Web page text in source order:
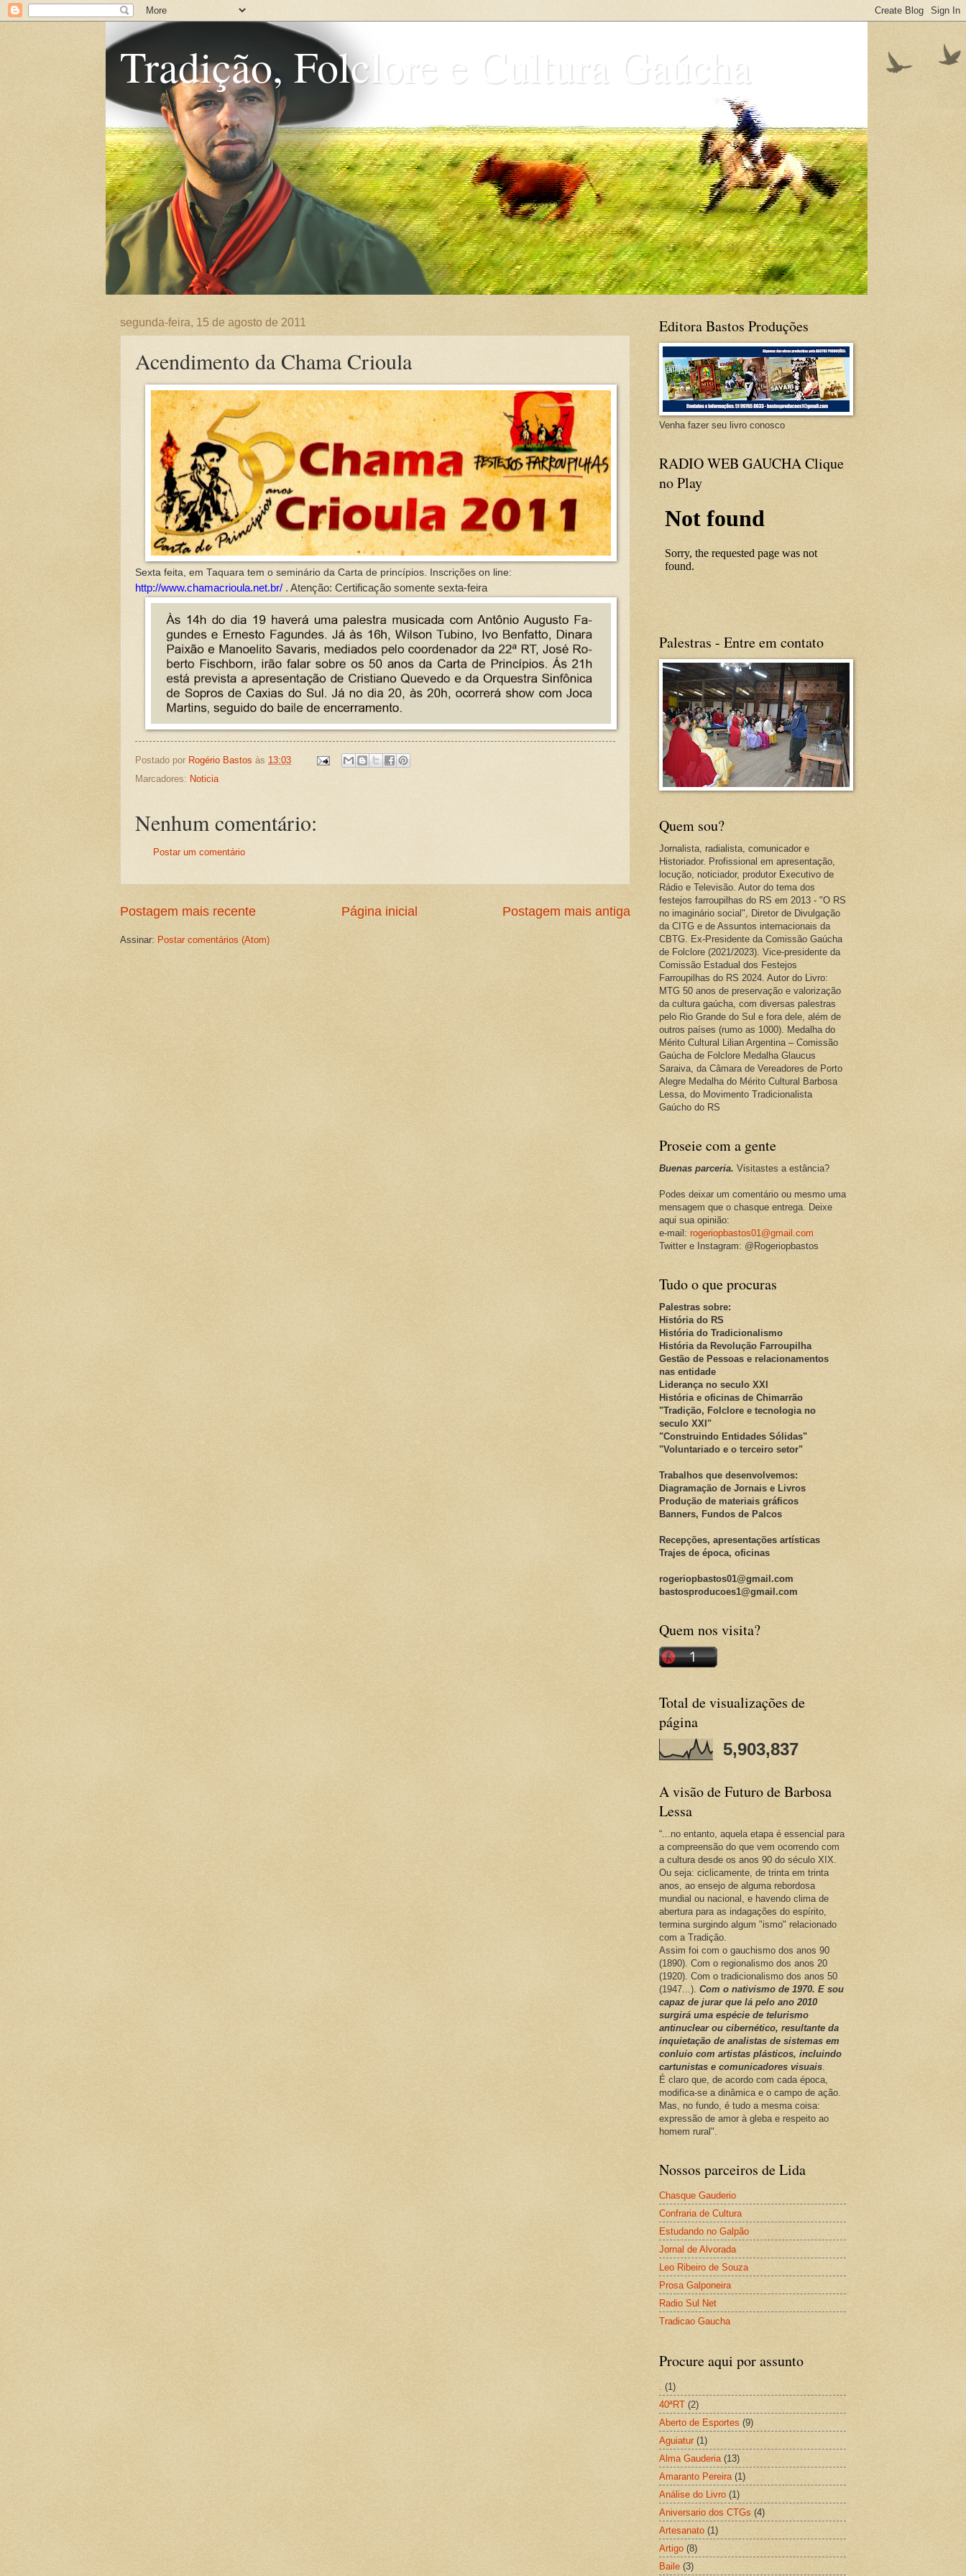
Tradição, Folclore e Cultura Gaúcha
segunda-feira, 15 de agosto de 2011
Acendimento da Chama Crioula
Sexta feita, em Taquara tem o seminário da Carta de princípios. Inscrições on line:
http://www.chamacrioula.net.br/ . Atenção: Certificação somente sexta-feira
Postado por Rogério Bastos às 13:03
Marcadores: Noticia
Nenhum comentário:
Postar um comentário
Postagem mais recente Postagem mais antiga
Página inicial
Assinar: Postar comentários (Atom)
Editora Bastos Produções
Venha fazer seu livro conosco
RADIO WEB GAUCHA Clique
no Play
Palestras - Entre em contato
Quem sou?
Jornalista, radialista, comunicador e
Historiador. Profissional em apresentação,
locução, noticiador, produtor Executivo de
Rádio e Televisão. Autor do tema dos
festejos farroupilhas do RS em 2013 - "O RS
no imaginário social", Diretor de Divulgação
da CITG e de Assuntos internacionais da
CBTG. Ex-Presidente da Comissão Gaúcha
de Folclore (2021/2023). Vice-presidente da
Comissão Estadual dos Festejos
Farroupilhas do RS 2024. Autor do Livro:
MTG 50 anos de preservação e valorização
da cultura gaúcha, com diversas palestras
pelo Rio Grande do Sul e fora dele, além de
outros países (rumo as 1000). Medalha do
Mérito Cultural Lilian Argentina – Comissão
Gaúcha de Folclore Medalha Glaucus
Saraiva, da Câmara de Vereadores de Porto
Alegre Medalha do Mérito Cultural Barbosa
Lessa, do Movimento Tradicionalista
Gaúcho do RS
Proseie com a gente
Buenas parceria. Visitastes a estância?
Podes deixar um comentário ou mesmo uma
mensagem que o chasque entrega. Deixe
aqui sua opinião:
e-mail: rogeriopbastos01@gmail.com
Twitter e Instagram: @Rogeriopbastos
Tudo o que procuras
Palestras sobre:
História do RS
História do Tradicionalismo
História da Revolução Farroupilha
Gestão de Pessoas e relacionamentos
nas entidade
Liderança no seculo XXI
História e oficinas de Chimarrão
"Tradição, Folclore e tecnologia no
seculo XXI"
"Construindo Entidades Sólidas"
"Voluntariado e o terceiro setor"
Trabalhos que desenvolvemos:
Diagramação de Jornais e Livros
Produção de materiais gráficos
Banners, Fundos de Palcos
Recepções, apresentações artísticas
Trajes de época, oficinas
rogeriopbastos01@gmail.com
bastosproducoes1@gmail.com
Quem nos visita?
Total de visualizações de
página
5,903,837
A visão de Futuro de Barbosa
Lessa
“...no entanto, aquela etapa é essencial para
a compreensão do que vem ocorrendo com
a cultura desde os anos 90 do século XIX.
Ou seja: ciclicamente, de trinta em trinta
anos, ao ensejo de alguma rebordosa
mundial ou nacional, e havendo clima de
abertura para as indagações do espírito,
termina surgindo algum "ismo" relacionado
com a Tradição.
Assim foi com o gauchismo dos anos 90
(1890). Com o regionalismo dos anos 20
(1920). Com o tradicionalismo dos anos 50
(1947...). Com o nativismo de 1970. E sou
capaz de jurar que lá pelo ano 2010
surgirá uma espécie de telurismo
antinuclear ou cibernético, resultante da
inquietação de analistas de sistemas em
conluio com artistas plásticos, incluindo
cartunistas e comunicadores visuais.
É claro que, de acordo com cada época,
modifica-se a dinâmica e o campo de ação.
Mas, no fundo, é tudo a mesma coisa:
expressão de amor à gleba e respeito ao
homem rural".
Nossos parceiros de Lida
Chasque Gauderio
Confraria de Cultura
Estudando no Galpão
Jornal de Alvorada
Leo Ribeiro de Souza
Prosa Galponeira
Radio Sul Net
Tradicao Gaucha
Procure aqui por assunto
(1)
40ªRT (2)
Aberto de Esportes (9)
Aguiatur (1)
Alma Gauderia (13)
Amaranto Pereira (1)
Análise do Livro (1)
Aniversario dos CTGs (4)
Artesanato (1)
Artigo (8)
Baile (3)